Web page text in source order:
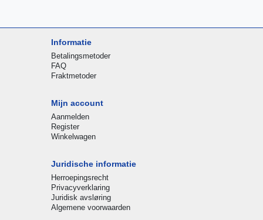
Informatie
Betalingsmetoder
FAQ
Fraktmetoder
Mijn account
Aanmelden
Register
Winkelwagen
Juridische informatie
Herroepingsrecht
Privacyverklaring
Juridisk avsløring
Algemene voorwaarden